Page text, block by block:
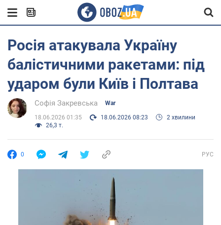
Росія атакувала Україну
балістичними ракетами: під
ударом були Київ і Полтава
Софія Закревська War
18.06.2026 01:35 18.06.2026 08:23
2 хвилини
26,3 т.
0 РУС